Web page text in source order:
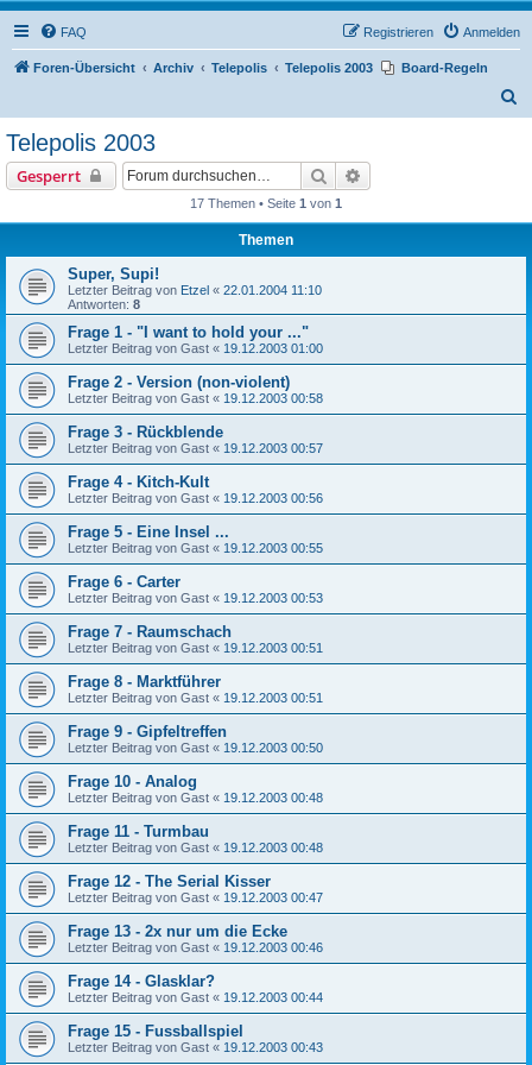
FAQ Anmelden
Registrieren
Foren-Übersicht Archiv Telepolis Telepolis 2003
Board-Regeln
Telepolis 2003
Gesperrt Suche
17 Themen • Seite 1 von 1
Themen
Super, Supi!
Letzter Beitrag von Etzel « 22.01.2004 11:10
Antworten: 8
Frage 1 - "I want to hold your ..."
Letzter Beitrag von Gast « 19.12.2003 01:00
Frage 2 - Version (non-violent)
Letzter Beitrag von Gast « 19.12.2003 00:58
Frage 3 - Rückblende
Letzter Beitrag von Gast « 19.12.2003 00:57
Frage 4 - Kitch-Kult
Letzter Beitrag von Gast « 19.12.2003 00:56
Frage 5 - Eine Insel ...
Letzter Beitrag von Gast « 19.12.2003 00:55
Frage 6 - Carter
Letzter Beitrag von Gast « 19.12.2003 00:53
Frage 7 - Raumschach
Letzter Beitrag von Gast « 19.12.2003 00:51
Frage 8 - Marktführer
Letzter Beitrag von Gast « 19.12.2003 00:51
Frage 9 - Gipfeltreffen
Letzter Beitrag von Gast « 19.12.2003 00:50
Frage 10 - Analog
Letzter Beitrag von Gast « 19.12.2003 00:48
Frage 11 - Turmbau
Letzter Beitrag von Gast « 19.12.2003 00:48
Frage 12 - The Serial Kisser
Letzter Beitrag von Gast « 19.12.2003 00:47
Frage 13 - 2x nur um die Ecke
Letzter Beitrag von Gast « 19.12.2003 00:46
Frage 14 - Glasklar?
Letzter Beitrag von Gast « 19.12.2003 00:44
Frage 15 - Fussballspiel
Letzter Beitrag von Gast « 19.12.2003 00:43